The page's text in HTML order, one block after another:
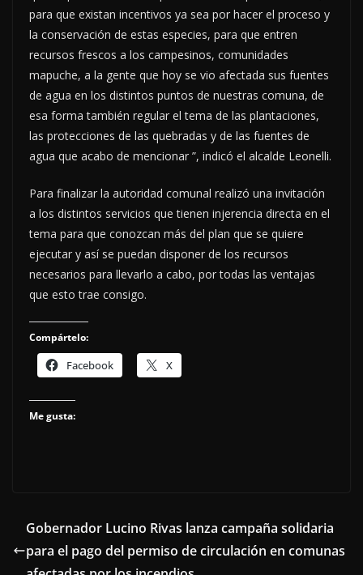
para que existan incentivos ya sea por hacer el proceso y
la conservación de estas especies, para que entren
recursos frescos a los campesinos, comunidades
mapuche, a la gente que hoy se vio afectada sus fuentes
de agua en los distintos puntos de nuestras comuna, de
esa forma también regular el tema de las plantaciones,
las protecciones de las quebradas y de las fuentes de
agua que acabo de mencionar ”, indicó el alcalde Leonelli.
Para finalizar la autoridad comunal realizó una invitación
a los distintos servicios que tienen injerencia directa en el
tema para que conozcan más del plan que se quiere
ejecutar y así se puedan disponer de los recursos
necesarios para llevarlo a cabo, por todas las ventajas
que esto trae consigo.
Compártelo:
Facebook X
Me gusta:
Gobernador Lucino Rivas lanza campaña solidaria
para el pago del permiso de circulación en comunas